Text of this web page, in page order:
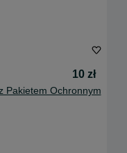
10 zł
Pakietem Ochronnym